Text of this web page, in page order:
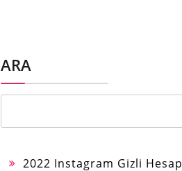
ARA
2022 Instagram Gizli Hesap